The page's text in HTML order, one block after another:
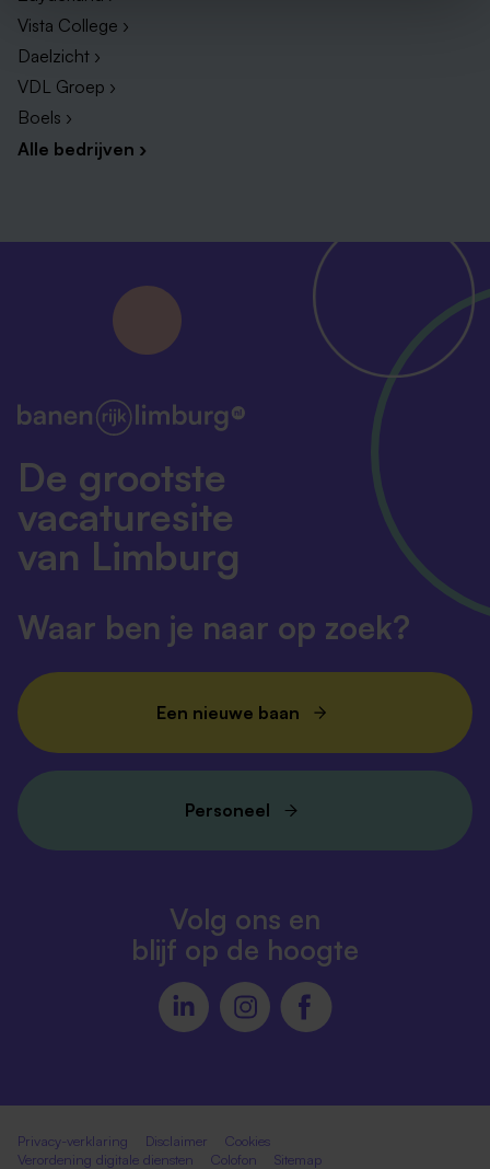
Vista College ›
Daelzicht ›
VDL Groep ›
Boels ›
Alle bedrijven ›
De grootste
vacaturesite
van Limburg
Waar ben je naar op zoek?
Een nieuwe baan
Personeel
Volg ons en
blijf op de hoogte
Privacy-verklaring Disclaimer
Cookies
Verordening digitale diensten
Colofon Sitemap